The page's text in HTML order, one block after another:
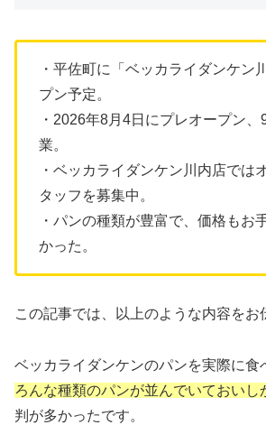
・平佐町に「ベッカライダンケン
プン予定。
・2026年8月4日にプレオープン、
業。
・ベッカライダンケン川内店では
タッフを募集中。
・パンの種類が豊富で、価格もお
かった。
この記事では、以上のような内容をお
ベッカライダンケンのパンを実際に食
ろんな種類のパンが並んでいておいし
判が多かったです。